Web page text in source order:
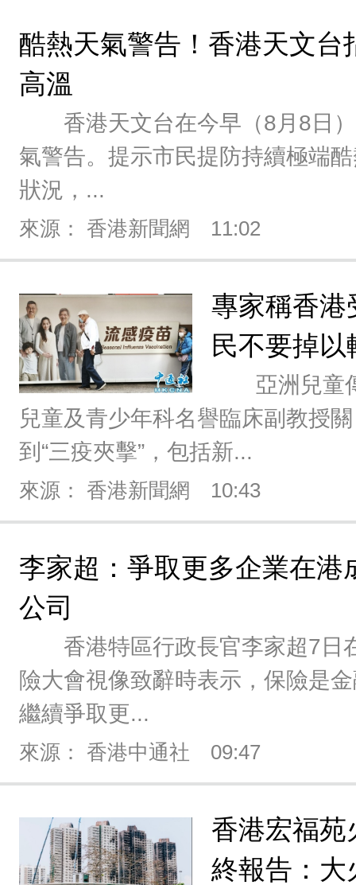
酷熱天氣警告！香港天文台
高溫
香港天文台在今早（8月8日）
氣警告。提示市民提防持續極端
狀況，...
來源： 香港新聞網 11:02
專家稱香港
民不要掉以
亞洲兒童傳
兒童及青少年科名譽臨床副教授
到“三疫夾擊”，包括新...
來源： 香港新聞網 10:43
李家超：爭取更多企業在港
公司
香港特區行政長官李家超7日
險大會視像致辭時表示，保險是
繼續爭取更...
來源： 香港中通社 09:47
香港宏福苑
終報告：大